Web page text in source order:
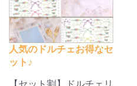
人気のドルチェお得なセ
ット♪